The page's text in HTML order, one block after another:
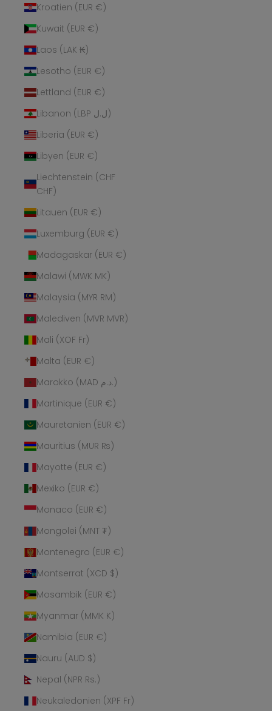
Kroatien (EUR €)
Kuwait (EUR €)
Laos (LAK ₭)
Lesotho (EUR €)
Lettland (EUR €)
Libanon (LBP ل.ل)
Liberia (EUR €)
Libyen (EUR €)
Liechtenstein (CHF
CHF)
Litauen (EUR €)
Luxemburg (EUR €)
Madagaskar (EUR €)
Malawi (MWK MK)
Malaysia (MYR RM)
Malediven (MVR MVR)
Mali (XOF Fr)
Malta (EUR €)
Marokko (MAD د.م.)
Martinique (EUR €)
Mauretanien (EUR €)
Mauritius (MUR ₨)
Mayotte (EUR €)
Mexiko (EUR €)
Monaco (EUR €)
Mongolei (MNT ₮)
Montenegro (EUR €)
Montserrat (XCD $)
Mosambik (EUR €)
Myanmar (MMK K)
Namibia (EUR €)
Nauru (AUD $)
Nepal (NPR Rs.)
Neukaledonien (XPF Fr)